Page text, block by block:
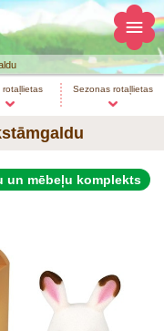
rotaļlietas Sezonas rotaļlietas
un mēbeļu komplekts